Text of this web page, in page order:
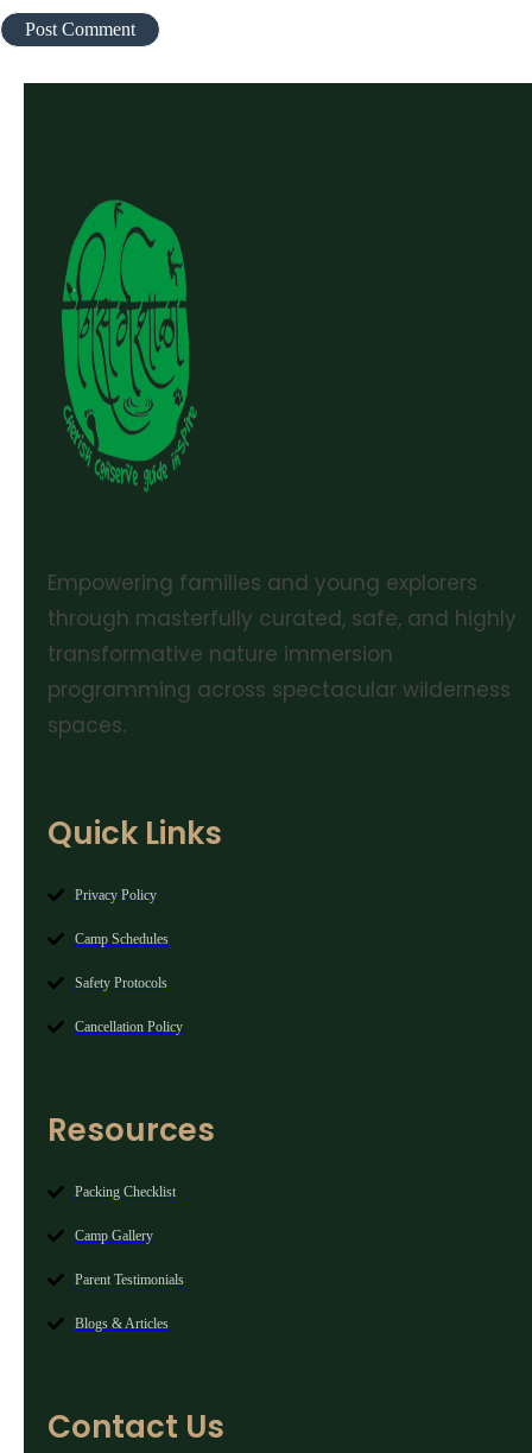
Empowering families and young explorers
through masterfully curated, safe, and highly
transformative nature immersion
programming across spectacular wilderness
spaces.
Quick Links
Privacy Policy
Camp Schedules
Safety Protocols
Cancellation Policy
Resources
Packing Checklist
Camp Gallery
Parent Testimonials
Blogs & Articles
Contact Us